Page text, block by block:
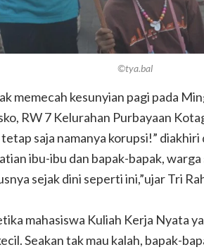
©tya.bal
memecah kesunyian pagi pada
RW 7 Kelurahan Purbayaan
saja namanya korupsi!”
ibu-ibu dan bapak-bapak,
sejak dini seperti ini,”ujar Tri
mahasiswa Kuliah Kerja Nyata
Seakan tak mau kalah, bapak-